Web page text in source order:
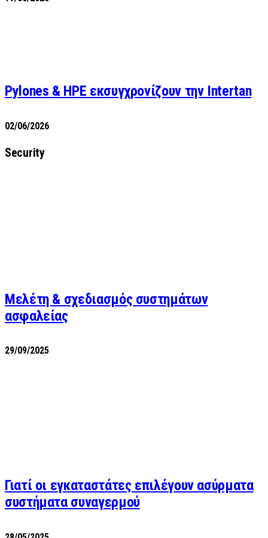
Pylones & HPE εκσυγχρονίζουν την Intertan
02/06/2026
Security
Μελέτη & σχεδιασμός συστημάτων
ασφαλείας
29/09/2025
Γιατί οι εγκαταστάτες επιλέγουν ασύρματα
συστήματα συναγερμού